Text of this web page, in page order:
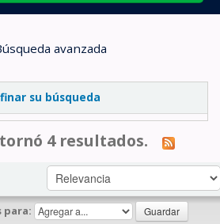
avanzada
su búsqueda
4 resultados.
para: